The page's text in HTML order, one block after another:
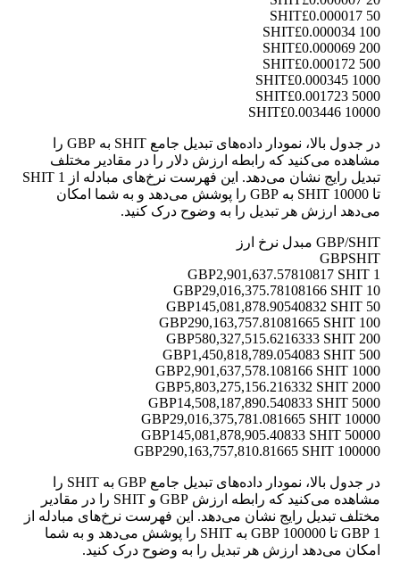
50 SHIT
£0.000017
100 SHIT
£0.000034
200 SHIT
£0.000069
500 SHIT
£0.000172
1000 SHIT
£0.000345
5000 SHIT
£0.001723
10000 SHIT
£0.003446
در جدول بالا، نمودار داده‌های تبدیل جامع SHIT به GBP را
مشاهده می‌کنید که رابطه ارزش دلار را در مقادیر مختلف
تبدیل رایج نشان می‌دهد. این فهرست نرخ‌های مبادله از 1 SHIT
تا 10000 SHIT به GBP را پوشش می‌دهد و به شما امکان
می‌دهد ارزش هر تبدیل را به وضوح درک کنید.
GBP/SHIT مبدل نرخ ارز
GBPSHIT
1 GBP
2,901,637.57810817 SHIT
10 GBP
29,016,375.78108166 SHIT
50 GBP
145,081,878.90540832 SHIT
100 GBP
290,163,757.81081665 SHIT
200 GBP
580,327,515.6216333 SHIT
500 GBP
1,450,818,789.054083 SHIT
1000 GBP
2,901,637,578.108166 SHIT
2000 GBP
5,803,275,156.216332 SHIT
5000 GBP
14,508,187,890.540833 SHIT
10000 GBP
29,016,375,781.081665 SHIT
50000 GBP
145,081,878,905.40833 SHIT
100000 GBP
290,163,757,810.81665 SHIT
در جدول بالا، نمودار داده‌های تبدیل جامع GBP به SHIT را
مشاهده می‌کنید که رابطه ارزش GBP و SHIT را در مقادیر
مختلف تبدیل رایج نشان می‌دهد. این فهرست نرخ‌های مبادله از
1 GBP تا 100000 GBP به SHIT را پوشش می‌دهد و به شما
امکان می‌دهد ارزش هر تبدیل را به وضوح درک کنید.